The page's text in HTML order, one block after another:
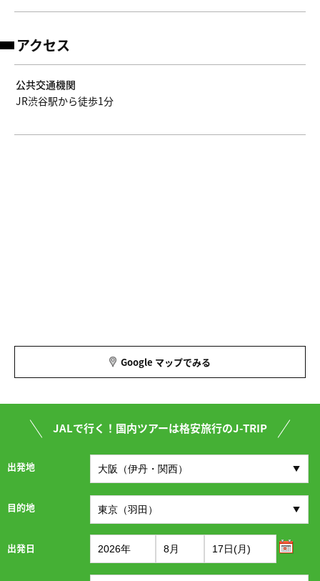
アクセス
公共交通機関
JR渋谷駅から徒歩1分
Google マップでみる
JALで行く！国内ツアーは格安旅行のJ-TRIP
出発地
目的地
出発日